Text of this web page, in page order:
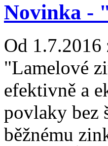
Novinka -
Od
"Lamelové
efektivně a
povlaky bez
běžnému